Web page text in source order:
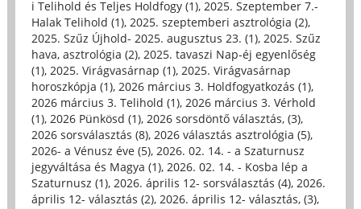
i Telihold és Teljes Holdfogy (1), 2025. Szeptember 7.-
Halak Telihold (1), 2025. szeptemberi asztrológia (2),
2025. Szűz Újhold- 2025. augusztus 23. (1), 2025. Szűz
hava, asztrológia (2), 2025. tavaszi Nap-éj egyenlőség
(1), 2025. Virágvasárnap (1), 2025. Virágvasárnap
horoszkópja (1), 2026 március 3. Holdfogyatkozás (1),
2026 március 3. Telihold (1), 2026 március 3. Vérhold
(1), 2026 Pünkösd (1), 2026 sorsdöntő választás, (3),
2026 sorsválasztás (8), 2026 választás asztrológia (5),
2026- a Vénusz éve (5), 2026. 02. 14. - a Szaturnusz
jegyváltása és Magya (1), 2026. 02. 14. - Kosba lép a
Szaturnusz (1), 2026. április 12- sorsválasztás (4), 2026.
április 12- választás (2), 2026. április 12- választás, (3),